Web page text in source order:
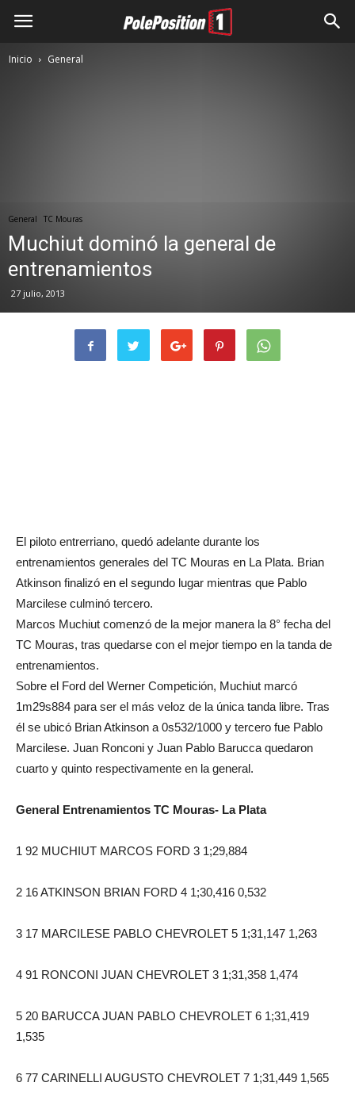
Inicio General
General TC Mouras
Muchiut dominó la general de
entrenamientos
27 julio, 2013
El piloto entrerriano, quedó adelante durante los
entrenamientos generales del TC Mouras en La Plata. Brian
Atkinson finalizó en el segundo lugar mientras que Pablo
Marcilese culminó tercero.
Marcos Muchiut comenzó de la mejor manera la 8° fecha del
TC Mouras, tras quedarse con el mejor tiempo en la tanda de
entrenamientos.
Sobre el Ford del Werner Competición, Muchiut marcó
1m29s884 para ser el más veloz de la única tanda libre. Tras
él se ubicó Brian Atkinson a 0s532/1000 y tercero fue Pablo
Marcilese. Juan Ronconi y Juan Pablo Barucca quedaron
cuarto y quinto respectivamente en la general.
General Entrenamientos TC Mouras- La Plata
1 92 MUCHIUT MARCOS FORD 3 1;29,884
2 16 ATKINSON BRIAN FORD 4 1;30,416 0,532
3 17 MARCILESE PABLO CHEVROLET 5 1;31,147 1,263
4 91 RONCONI JUAN CHEVROLET 3 1;31,358 1,474
5 20 BARUCCA JUAN PABLO CHEVROLET 6 1;31,419
1,535
6 77 CARINELLI AUGUSTO CHEVROLET 7 1;31,449 1,565